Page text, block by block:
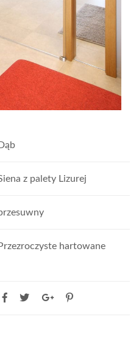
Dąb
z palety Lizurej
Przezroczyste hartowane